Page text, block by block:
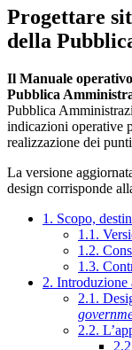
Progettare
della
Il Manuale
Pubblica
Pubblica
indicazioni operative
realizzazione dei
La versione
design corrisponde
1. Scopo,
1.1.
1.2.
1.3.
2.
2.1.
2.2.